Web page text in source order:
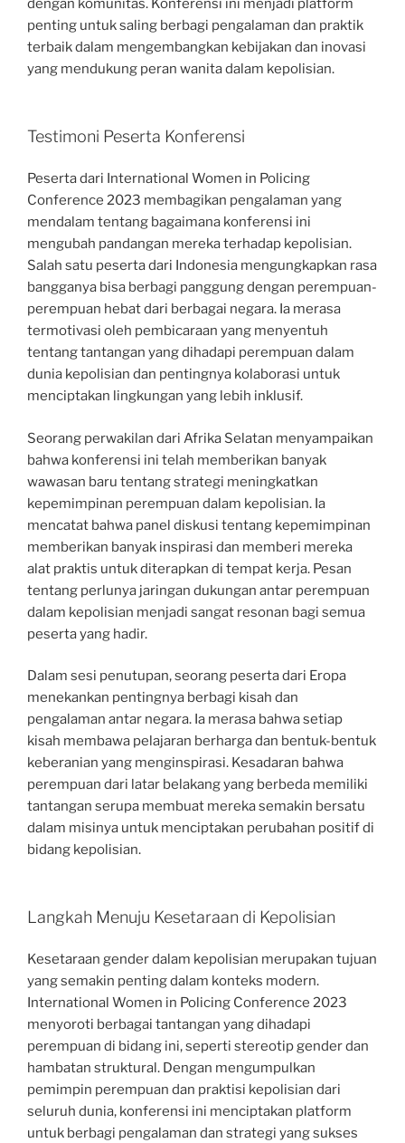
dengan komunitas. Konferensi ini menjadi platform
penting untuk saling berbagi pengalaman dan praktik
terbaik dalam mengembangkan kebijakan dan inovasi
yang mendukung peran wanita dalam kepolisian.
Testimoni Peserta Konferensi
Peserta dari International Women in Policing
Conference 2023 membagikan pengalaman yang
mendalam tentang bagaimana konferensi ini
mengubah pandangan mereka terhadap kepolisian.
Salah satu peserta dari Indonesia mengungkapkan rasa
bangganya bisa berbagi panggung dengan perempuan-
perempuan hebat dari berbagai negara. Ia merasa
termotivasi oleh pembicaraan yang menyentuh
tentang tantangan yang dihadapi perempuan dalam
dunia kepolisian dan pentingnya kolaborasi untuk
menciptakan lingkungan yang lebih inklusif.
Seorang perwakilan dari Afrika Selatan menyampaikan
bahwa konferensi ini telah memberikan banyak
wawasan baru tentang strategi meningkatkan
kepemimpinan perempuan dalam kepolisian. Ia
mencatat bahwa panel diskusi tentang kepemimpinan
memberikan banyak inspirasi dan memberi mereka
alat praktis untuk diterapkan di tempat kerja. Pesan
tentang perlunya jaringan dukungan antar perempuan
dalam kepolisian menjadi sangat resonan bagi semua
peserta yang hadir.
Dalam sesi penutupan, seorang peserta dari Eropa
menekankan pentingnya berbagi kisah dan
pengalaman antar negara. Ia merasa bahwa setiap
kisah membawa pelajaran berharga dan bentuk-bentuk
keberanian yang menginspirasi. Kesadaran bahwa
perempuan dari latar belakang yang berbeda memiliki
tantangan serupa membuat mereka semakin bersatu
dalam misinya untuk menciptakan perubahan positif di
bidang kepolisian.
Langkah Menuju Kesetaraan di Kepolisian
Kesetaraan gender dalam kepolisian merupakan tujuan
yang semakin penting dalam konteks modern.
International Women in Policing Conference 2023
menyoroti berbagai tantangan yang dihadapi
perempuan di bidang ini, seperti stereotip gender dan
hambatan struktural. Dengan mengumpulkan
pemimpin perempuan dan praktisi kepolisian dari
seluruh dunia, konferensi ini menciptakan platform
untuk berbagi pengalaman dan strategi yang sukses